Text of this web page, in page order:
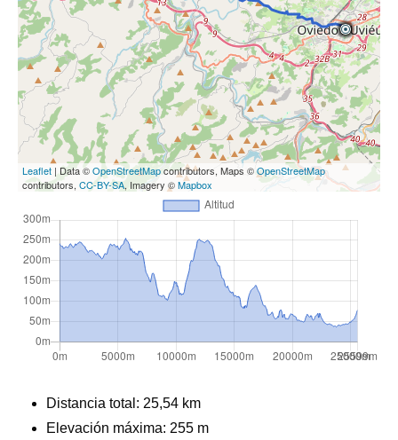
Leaflet | Data ©OpenStreetMapcontributors, Maps ©OpenStreetMap
contributors, CC-BY-SA, Imagery ©Mapbox
Distancia total: 25,54 km
Elevación máxima: 255 m